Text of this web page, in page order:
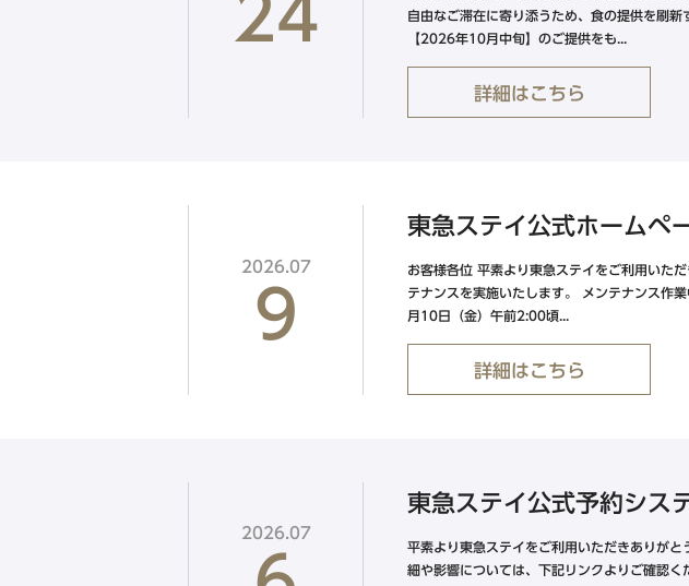
東急ステイ
公式Facebook
東急ステイメルキュール広島
東急ステイメルキュール広島の
東急ステイ博多
東急ステイ沖縄那
24
自由なご滞在に寄り添うため、食の提供を刷
【2026年10月中旬】のご提供をも...
詳細はこちら
2026.07
9
東急ステイ公式ホームペ
お客様各位 平素より東急ステイをご利用いた
テナンスを実施いたします。 メンテナンス作
月10日（金）午前2:00頃...
詳細はこちら
2026.07
東急ステイ公式予約シス
平素より東急ステイをご利用いただきありが
細や影響については、下記リンクよりご確認